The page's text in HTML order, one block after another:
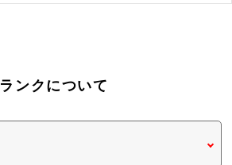
ランクについて